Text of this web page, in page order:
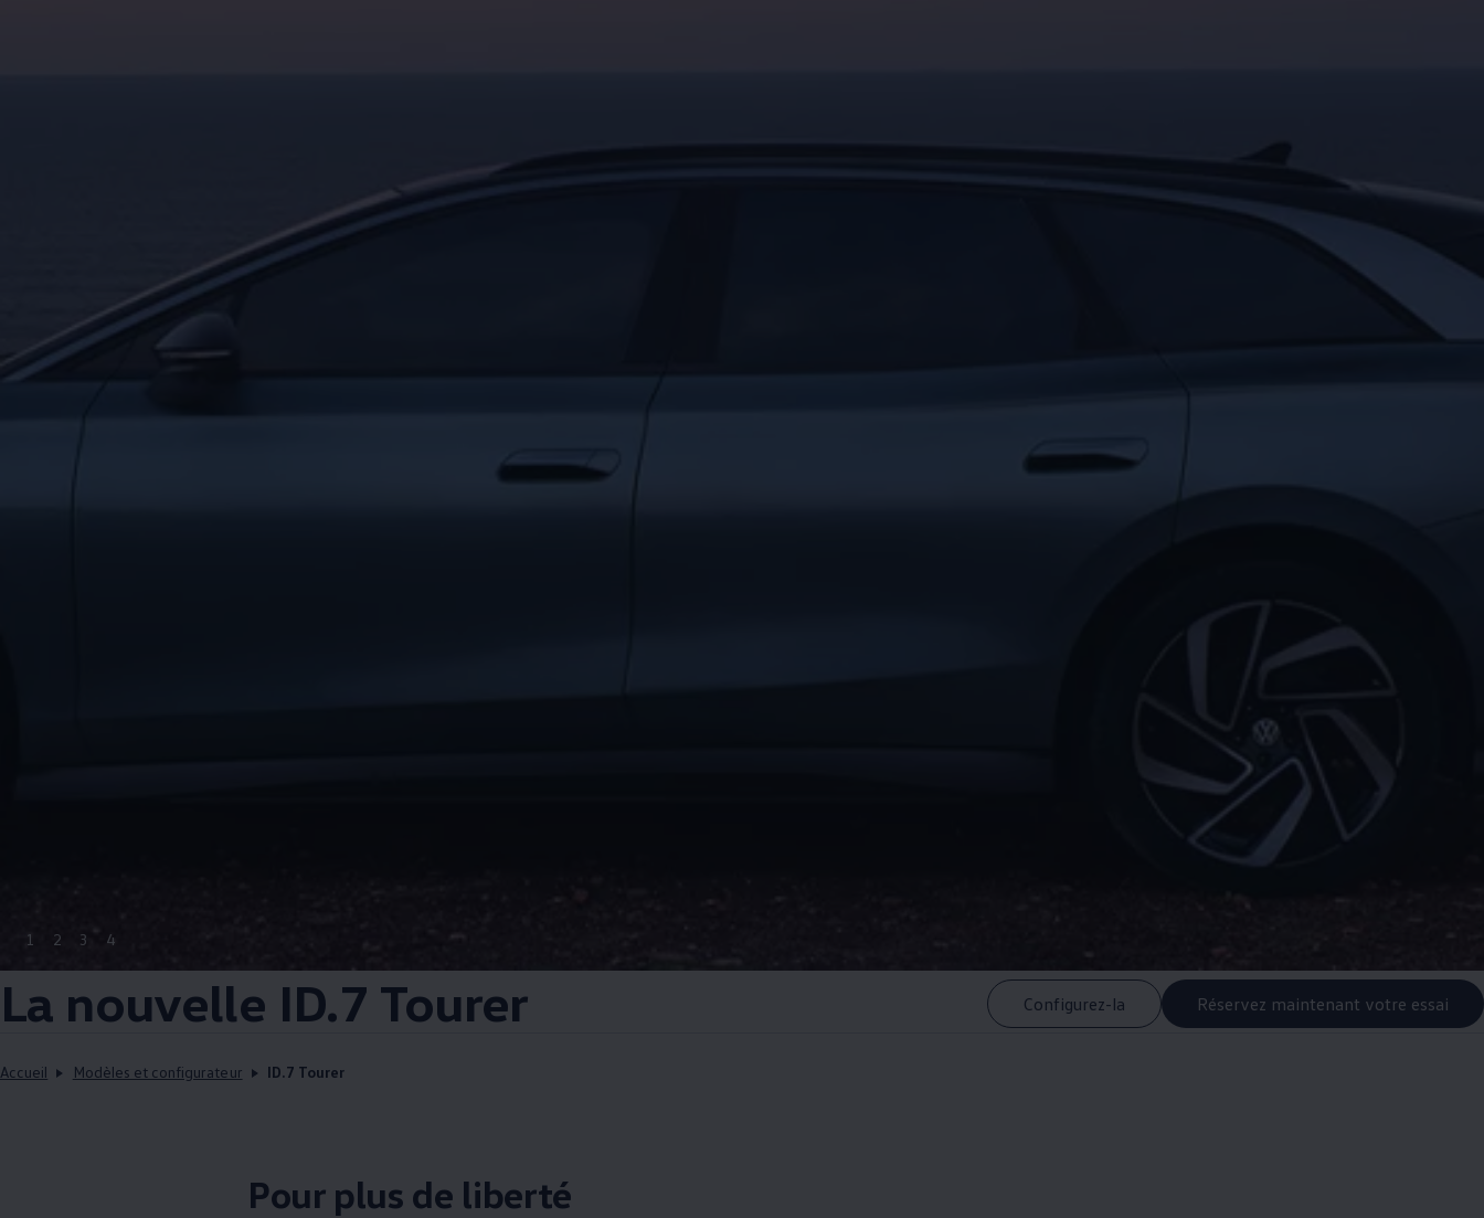
1 2 3 4
La nouvelle ID.7 Tourer Configurez-la Réservez maintenant votre essai
Accueil Modèles et configurateur ID.7 Tourer
Pour plus de liberté